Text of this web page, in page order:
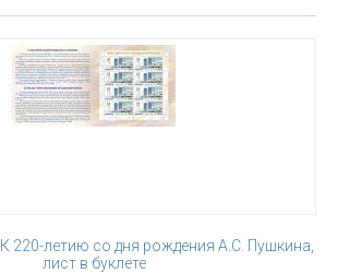
220-летию со дня рождения А.С. Пушкина,
лист в буклете